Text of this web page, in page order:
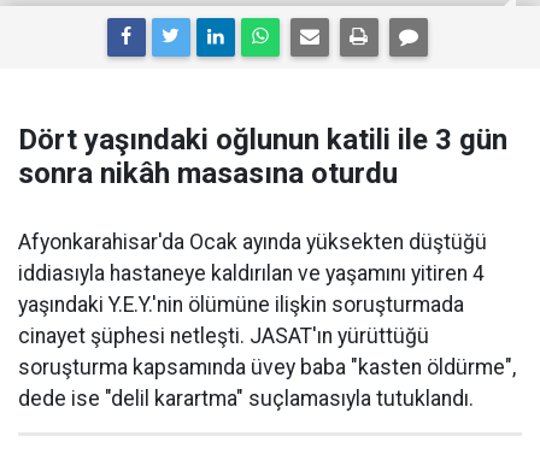
Dört yaşındaki oğlunun katili ile 3 gün
sonra nikâh masasına oturdu
Afyonkarahisar'da Ocak ayında yüksekten düştüğü
iddiasıyla hastaneye kaldırılan ve yaşamını yitiren 4
yaşındaki Y.E.Y.'nin ölümüne ilişkin soruşturmada
cinayet şüphesi netleşti. JASAT'ın yürüttüğü
soruşturma kapsamında üvey baba "kasten öldürme",
dede ise "delil karartma" suçlamasıyla tutuklandı.